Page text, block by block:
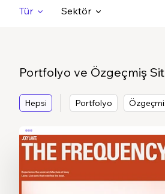
Tür Sektör
Portfolyo ve Özgeçmiş
Hepsi Portfolyo